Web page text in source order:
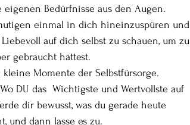
Bedürfnisse aus den Augen.
einmal in dich hineinzuspüren und
auf dich selbst zu schauen, um zu
gebraucht hättest.
Momente der Selbstfürsorge.
DU das  Wichtigste und Wertvollste auf
dir bewusst, was du gerade heute
und dann lasse es zu.